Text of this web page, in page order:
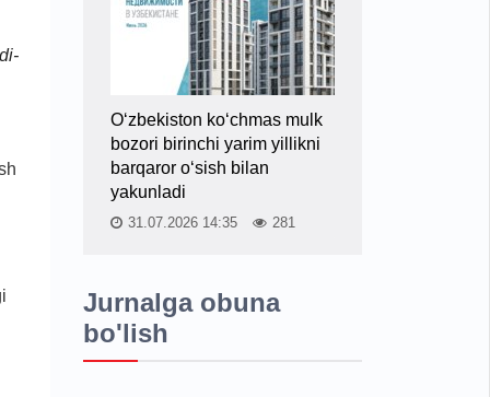
O‘zbekiston ko‘chmas mulk
bozori birinchi yarim yillikni
barqaror o‘sish bilan
yakunladi
31.07.2026 14:35 281
Jurnalga obuna
bo'lish